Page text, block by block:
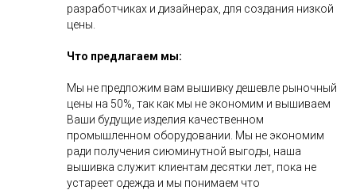
разработчиках и дизайнерах, для создания низкой
цены.
Что предлагаем мы:
Мы не предложим вам вышивку дешевле рыночный
цены на 50%, так как мы не экономим и вышиваем
Ваши будущие изделия качественном
промышленном оборудовании. Мы не экономим
ради получения сиюминутной выгоды, наша
вышивка служит клиентам десятки лет, пока не
устареет одежда и мы понимаем что